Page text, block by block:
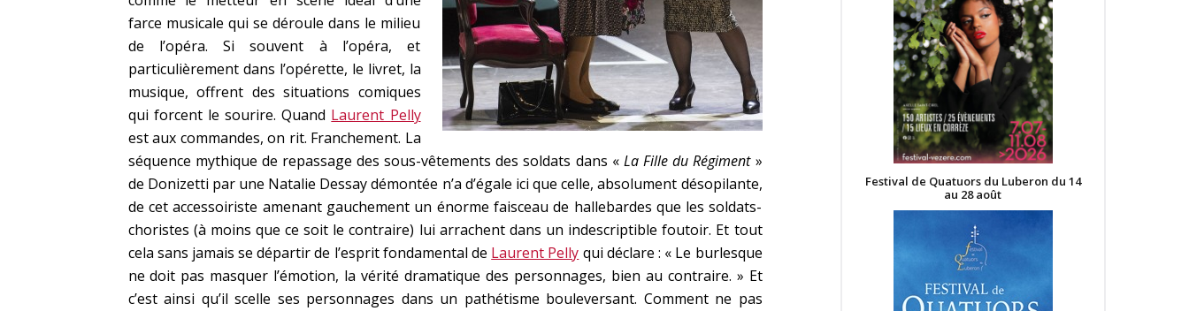
farce musicale qui se déroule dans le milieu
de l’opéra. Si souvent à l’opéra, et
particulièrement dans l’opérette, le livret, la
musique, offrent des situations comiques
qui forcent le sourire. Quand Laurent Pelly
est aux commandes, on rit. Franchement. La
séquence mythique de repassage des sous-vêtements des soldats dans « La Fille du Régiment»
de Donizetti par une Natalie Dessay démontée n’a d’égale ici que celle, absolument désopilante,
de cet accessoiriste amenant gauchement un énorme faisceau de hallebardes que les soldats-
choristes (à moins que ce soit le contraire) lui arrachent dans un indescriptible foutoir. Et tout
cela sans jamais se départir de l’esprit fondamental de Laurent Pelly qui déclare : « Le burlesque
ne doit pas masquer l’émotion, la vérité dramatique des personnages, bien au contraire. » Et
c’est ainsi qu’il scelle ses personnages dans un pathétisme bouleversant. Comment ne pas
Festival de Quatuors du Luberon du 14
au 28 août